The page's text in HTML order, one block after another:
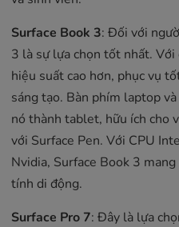
Surface Book 3: Đối với
3 là sự lựa chọn tốt nhất.
hiệu suất cao hơn, phục vụ
sáng tạo. Bàn phím laptop
nó thành tablet, hữu ích cho
với Surface Pen. Với CPU
Nvidia, Surface Book 3
tính di động.
Surface Pro 7: Đây là lựa